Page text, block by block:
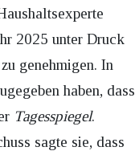
2025 unter Druck
genehmigen. In
haben, dass
Tagesspiegel.
sagte sie, dass